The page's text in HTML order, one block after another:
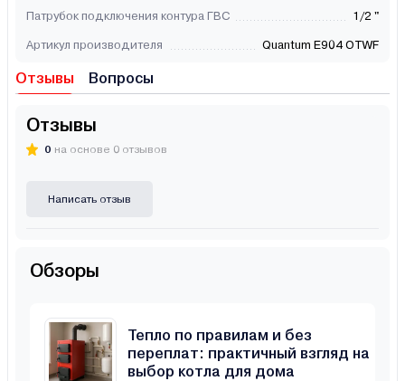
Патрубок подключения контура ГВС
1/2 "
Артикул производителя Quantum E904 OTWF
Отзывы Вопросы
Отзывы
0 на основе 0 отзывов
Написать отзыв
Обзоры
Тепло по правилам и без
переплат: практичный взгляд на
выбор котла для дома